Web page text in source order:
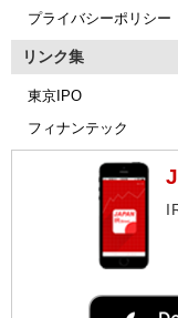
プライバシーポリシー
リンク集
東京IPO
フィナンテック